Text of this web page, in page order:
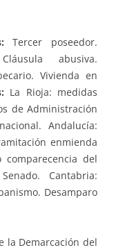
Tercer poseedor.
abusiva.
Vivienda en
La Rioja: medidas
de Administración
Andalucía:
enmienda
comparecencia del
Cantabria:
Desamparo
la Demarcación del